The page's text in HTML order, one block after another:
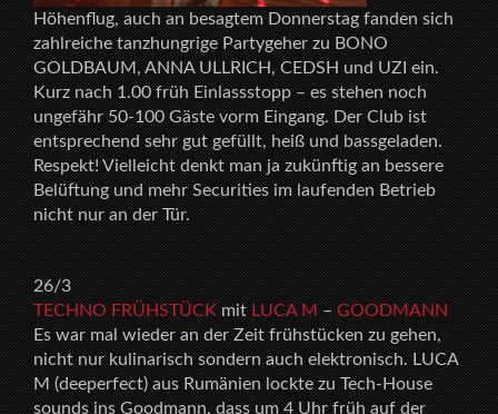
Höhenflug, auch an besagtem Donnerstag fanden sich
zahlreiche tanzhungrige Partygeher zu BONO
GOLDBAUM, ANNA ULLRICH, CEDSH und UZI ein.
Kurz nach 1.00 früh Einlassstopp – es stehen noch
ungefähr 50-100 Gäste vorm Eingang. Der Club ist
entsprechend sehr gut gefüllt, heiß und bassgeladen.
Respekt! Vielleicht denkt man ja zukünftig an bessere
Belüftung und mehr Securities im laufenden Betrieb
nicht nur an der Tür.
26/3
TECHNO FRÜHSTÜCKmitLUCA M–GOODMANN
Es war mal wieder an der Zeit frühstücken zu gehen,
nicht nur kulinarisch sondern auch elektronisch. LUCA
M (deeperfect) aus Rumänien lockte zu Tech-House
sounds ins Goodmann, dass um 4 Uhr früh auf der